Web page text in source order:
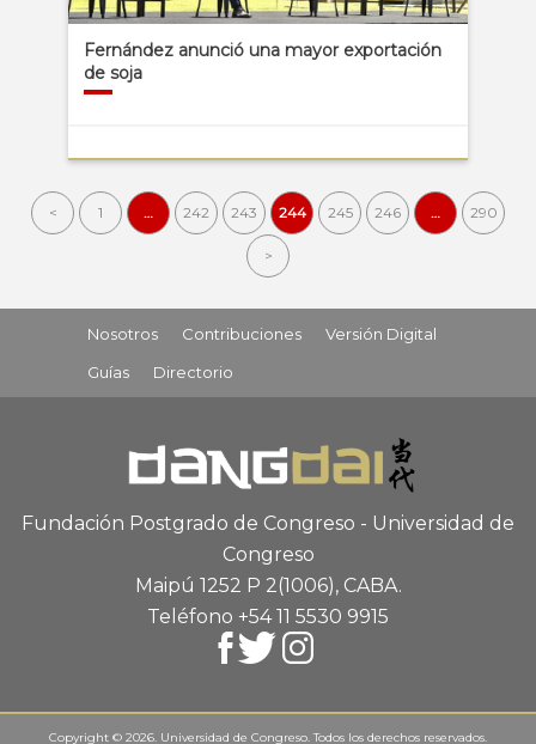
Fernández anunció una mayor exportación
de soja
< 1 … 242 243 244 245 246 … 290
>
Nosotros Contribuciones
Versión Digital
Guías
Directorio
Fundación Postgrado de Congreso - Universidad de
Congreso
Maipú 1252 P 2 (1006), CABA.
Teléfono +54 11 5530 9915
Copyright © 2026. Universidad de Congreso. Todos los derechos reservados.